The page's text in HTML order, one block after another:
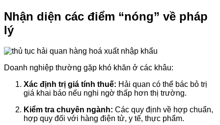
Nhận diện các điểm “nóng” về pháp
lý
Doanh nghiệp thường gặp khó khăn ở các khâu:
Xác định trị giá tính thuế: Hải quan có thể bác bỏ trị
giá khai báo nếu nghi ngờ thấp hơn thị trường.
Kiểm tra chuyên ngành: Các quy định về hợp chuẩn,
hợp quy đối với hàng điện tử, y tế, thực phẩm.